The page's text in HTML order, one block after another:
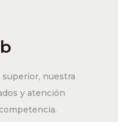
superior, nuestra
y atención